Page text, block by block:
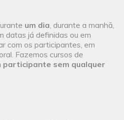
um dia, durante a manhã,
datas já definidas ou em
com os participantes, em
Fazemos cursos de
participante sem qualquer